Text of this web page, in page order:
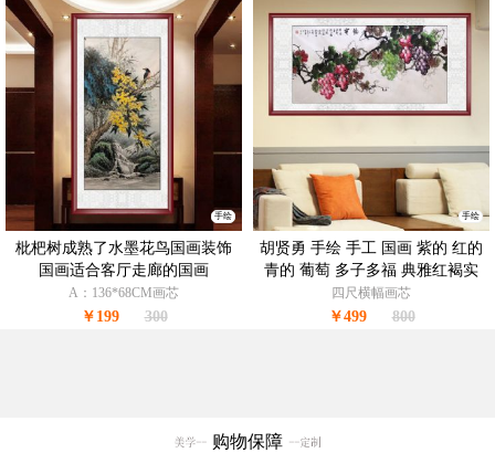
手绘
枇杷树成熟了水墨花鸟国画装饰
国画适合客厅走廊的国画
A：136*68CM画芯
￥199 300
手绘
胡贤勇 手绘 手工 国画 紫的 红的
青的 葡萄 多子多福 典雅红褐实
木框
四尺横幅画芯
￥499 800
购物保障